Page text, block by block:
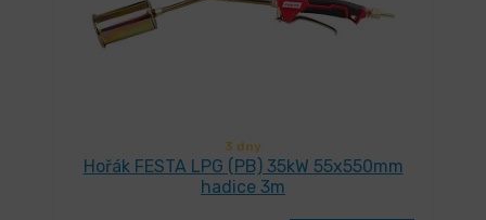
3 dny
Hořák FESTA LPG (PB) 35kW 55x550mm
hadice 3m